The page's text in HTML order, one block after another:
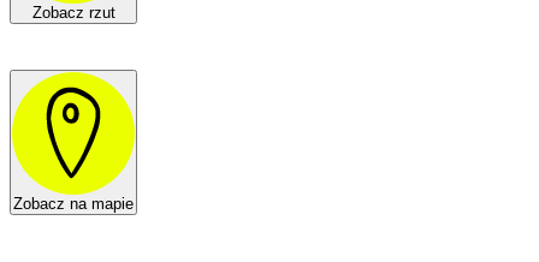
Zobacz rzut
Zobacz na mapie